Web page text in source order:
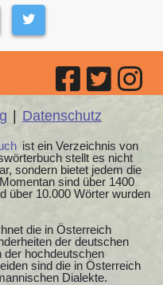
| Datenschutz
ist ein Verzeichnis von
stellt es nicht
sondern bietet jedem die
sind über 1400
über 10.000 Wörter wurden
die in Österreich
der deutschen
der hochdeutschen
sind die in Österreich
Dialekte.